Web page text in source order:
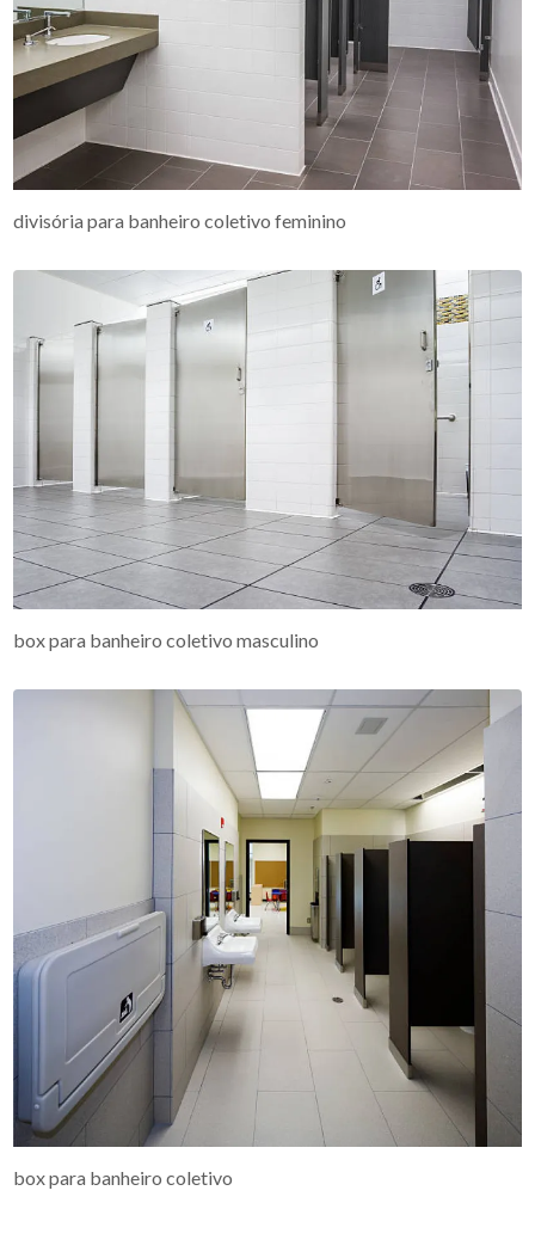
divisória para banheiro coletivo feminino
box para banheiro coletivo masculino
box para banheiro coletivo